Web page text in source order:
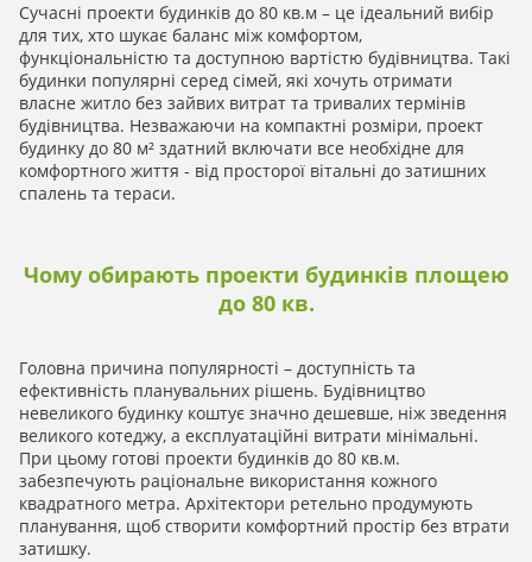
Сучасні проекти будинків до 80 кв.м – це ідеальний вибір
для тих, хто шукає баланс між комфортом,
функціональністю та доступною вартістю будівництва. Такі
будинки популярні серед сімей, які хочуть отримати
власне житло без зайвих витрат та тривалих термінів
будівництва. Незважаючи на компактні розміри, проект
будинку до 80 м² здатний включати все необхідне для
комфортного життя - від просторої вітальні до затишних
спалень та тераси.
Чому обирають проекти будинків площею
до 80 кв.
Головна причина популярності – доступність та
ефективність планувальних рішень. Будівництво
невеликого будинку коштує значно дешевше, ніж зведення
великого котеджу, а експлуатаційні витрати мінімальні.
При цьому готові проекти будинків до 80 кв.м.
забезпечують раціональне використання кожного
квадратного метра. Архітектори ретельно продумують
планування, щоб створити комфортний простір без втрати
затишку.